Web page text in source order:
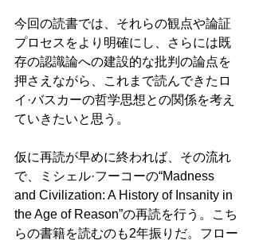
今回の読書では、それらの観点や論証
プロセスをより明確にし、さらには既
存の認識論への建設的な批判の論点を
押さえながら、これまで読んできたロ
イ·バスカーの哲学思想との関係を考え
ていきたいと思う。
仮に再読が早めに終われば、その流れ
で、ミシェル·フーコーの“Madness
and Civilization: A History of Insanity in
the Age of Reason”の再読を行う。こち
らの書籍を読むのも2年振りだ。フロー